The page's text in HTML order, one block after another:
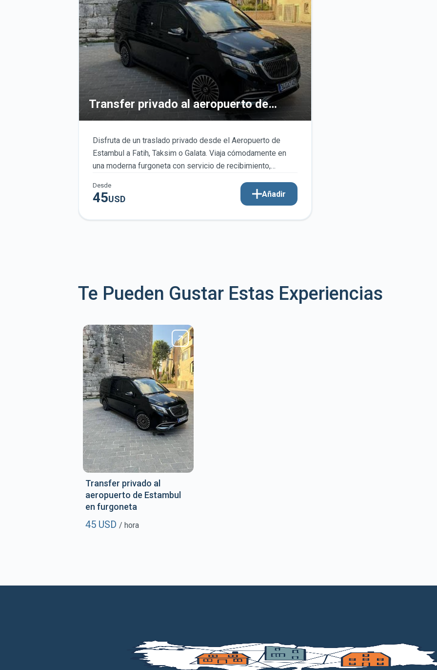
Transfer privado al aeropuerto de
Estambul en furgoneta
Disfruta de un traslado privado desde el Aeropuerto de
Estambul a Fatih, Taksim o Galata. Viaja cómodamente en
una moderna furgoneta con servicio de recibimiento,
Desde
45USD Añadir
Te Pueden Gustar Estas Experiencias
Transfer privado al
aeropuerto de Estambul
en furgoneta
45 USD / hora